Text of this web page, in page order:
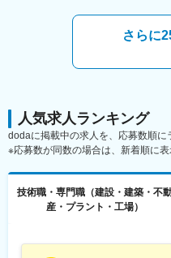
■同業他社との違い：
【スーパーゼネコンOBで
はスーパーゼネコン出身
な問題、ときには個人的
るあたたかい会社であり
他の現場で働く社員との
強会や懇親会を行ってい
を直接アドバイス頂けま
【スキルアップのチャン
へ！CADオペレーターか
んだスキルアップを全力
さらに
人気求人ランキング
dodaに掲載中の求人を、応募数順に
※応募数が同数の場合は、新着順に表
技術職・専門職（建設・建築・不
産・プラント・工場）